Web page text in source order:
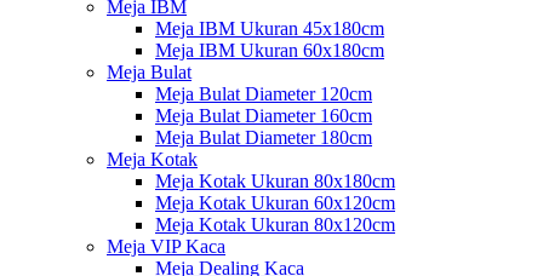
Meja IBM
Meja IBM Ukuran 45x180cm
Meja IBM Ukuran 60x180cm
Meja Bulat
Meja Bulat Diameter 120cm
Meja Bulat Diameter 160cm
Meja Bulat Diameter 180cm
Meja Kotak
Meja Kotak Ukuran 80x180cm
Meja Kotak Ukuran 60x120cm
Meja Kotak Ukuran 80x120cm
Meja VIP Kaca
Meja Dealing Kaca